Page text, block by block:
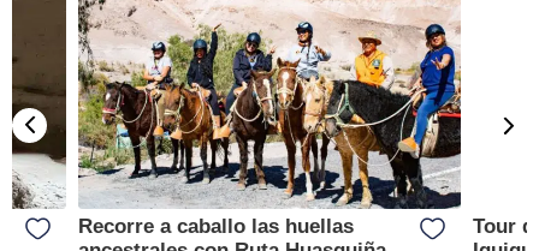
Recorre a caballo las huellas
Tour